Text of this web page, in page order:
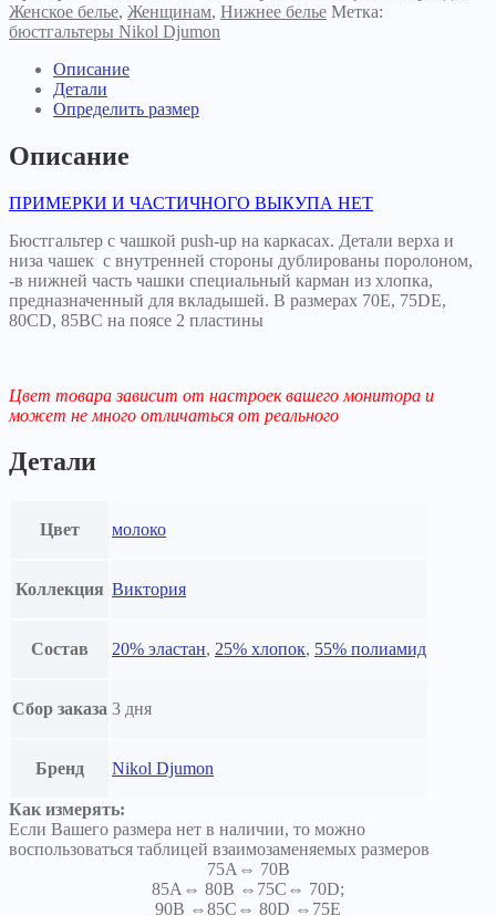
Женское белье, Женщинам, Нижнее белье Метка:
бюстгальтеры Nikol Djumon
Описание
Детали
Определить размер
Описание
ПРИМЕРКИ И ЧАСТИЧНОГО ВЫКУПА НЕТ
Бюстгальтер с чашкой push-up на каркасах. Детали верха и
низа чашек с внутренней стороны дублированы поролоном,
-в нижней часть чашки специальный карман из хлопка,
предназначенный для вкладышей. В размерах 70Е, 75DE,
80CD, 85BC на поясе 2 пластины
Цвет товара зависит от настроек вашего монитора и
может не много отличаться от реального
Детали
Цвет молоко
Коллекция Виктория
Состав 20% эластан, 25% хлопок, 55% полиамид
Сбор заказа 3 дня
Бренд Nikol Djumon
Как измерять:
Если Вашего размера нет в наличии, то можно
воспользоваться таблицей взаимозаменяемых размеров
75A⇔ 70B
85A⇔ 80B ⇔75C⇔ 70D;
90B ⇔85C⇔ 80D ⇔75E